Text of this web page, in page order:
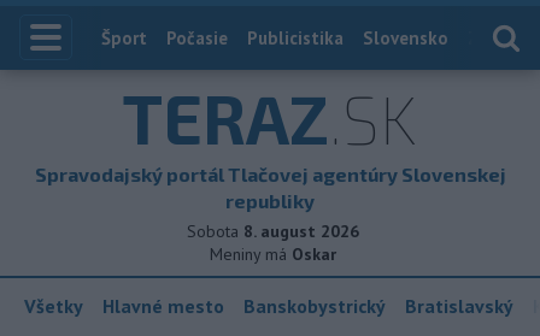
Index
Šport Počasie Publicistika Slovensko
TERAZ.SK
Spravodajský portál Tlačovej agentúry Slovenskej
republiky
Sobota 8. august 2026
Meniny má Oskar
Všetky Hlavné mesto Banskobystrický Bratislavský